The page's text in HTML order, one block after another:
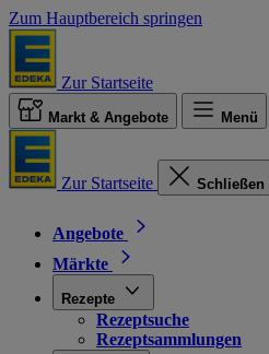
Zum Hauptbereich springen
Zur Startseite
Markt & Angebote Menü
Zur Startseite Schließen
Angebote
Märkte
Rezepte
Rezeptsuche
Rezeptsammlungen